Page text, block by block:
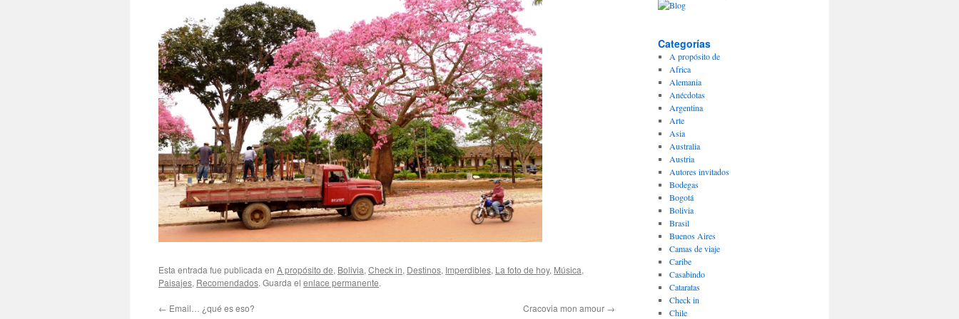
Esta entrada fue publicada en A propósito de, Bolivia, Check in, Destinos, Imperdibles, La foto de hoy, Música,
Paisajes, Recomendados. Guarda el enlace permanente.
← Email… ¿qué es eso? Cracovia mon amour →
Categorías
A propósito de
Africa
Alemania
Anécdotas
Argentina
Arte
Asia
Australia
Austria
Autores invitados
Bodegas
Bogotá
Bolivia
Brasil
Buenos Aires
Camas de viaje
Caribe
Casabindo
Cataratas
Check in
Chile